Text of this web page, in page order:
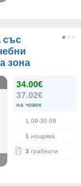
със
зона
34.00€
37.02€
на човек
1.09-30.09
1 нощувка
3 грабнати